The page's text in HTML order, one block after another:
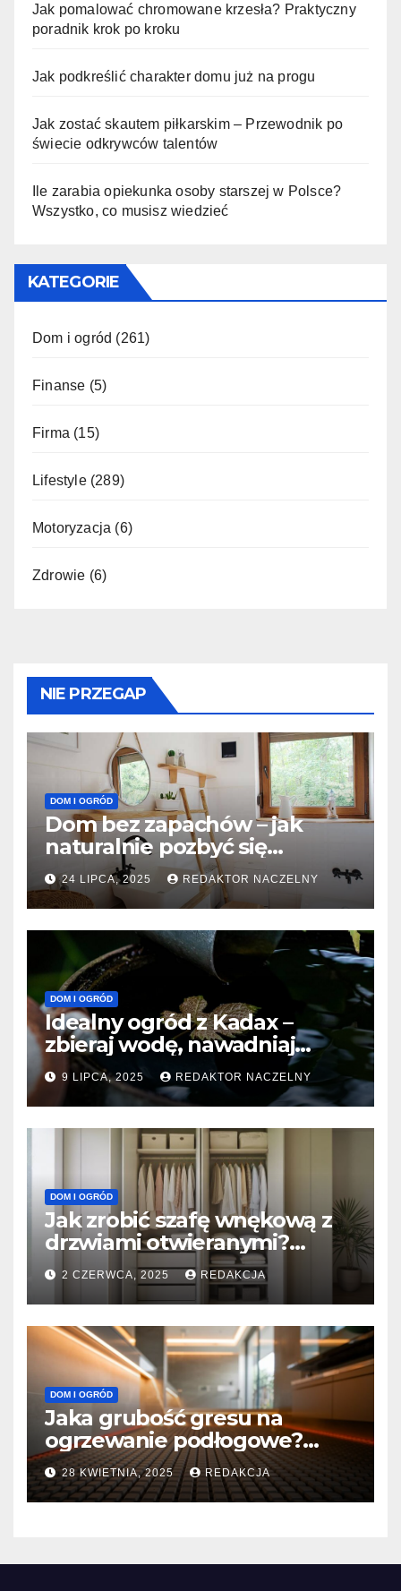
Jak pomalować chromowane krzesła? Praktyczny
poradnik krok po kroku
Jak podkreślić charakter domu już na progu
Jak zostać skautem piłkarskim – Przewodnik po
świecie odkrywców talentów
Ile zarabia opiekunka osoby starszej w Polsce?
Wszystko, co musisz wiedzieć
KATEGORIE
Dom i ogród (261)
Finanse (5)
Firma (15)
Lifestyle(289)
Motoryzacja (6)
Zdrowie (6)
NIE PRZEGAP
DOM I OGRÓD
Dom bez zapachów – jak
naturalnie pozbyć się
nieprzyjemnych woni z
łazienki i kanalizacji?
24 LIPCA, 2025 REDAKTOR NACZELNY
DOM I OGRÓD
Idealny ogród z Kadax –
zbieraj wodę, nawadniaj
precyzyjnie, oszczędzaj i ciesz
się zielenią
9 LIPCA, 2025 REDAKTOR NACZELNY
DOM I OGRÓD
Jak zrobić szafę wnękową z
drzwiami otwieranymi?
Praktyczny poradnik krok po
kroku
2 CZERWCA, 2025 REDAKCJA
DOM I OGRÓD
Jaka grubość gresu na
ogrzewanie podłogowe?
Sprawdź optymalne
parametry!
28 KWIETNIA, 2025 REDAKCJA